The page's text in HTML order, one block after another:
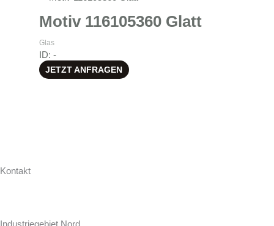
Motiv 116105360 Glatt
Glas
ID: -
JETZT ANFRAGEN
Kontakt
Industriegebiet Nord